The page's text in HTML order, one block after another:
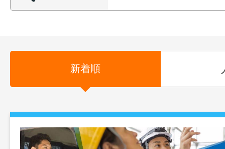
新着順